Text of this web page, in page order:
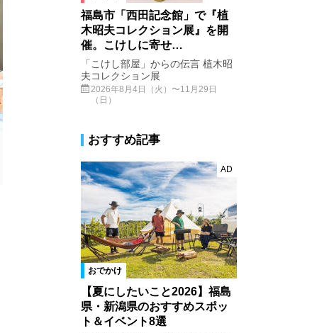
福島市「西田記念館」で『植
木昭夫コレクション展』を開
催。こけしに寄せ…
「こけし部屋」からの伝言 植木昭
夫コレクション展
2026年8月4日（火）〜11月29日
（日）
おすすめ記事
おでかけ
AD
【夏にしたいこと2026】福島
県・新潟県のおすすめスポッ
ト＆イベント8選